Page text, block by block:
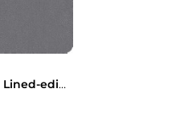
Nbv21 Edge Lined-editie Antraciet